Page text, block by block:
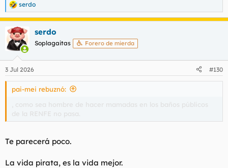
R
e
a
c
c
i
e
s
serdo
serdo
Soplagaitas Forero de mierda
3 Jul 2026 #130
pai-mei rebuznó:
, como sea hombre de hacer mamadas en los baños públicos
de la RENFE no pasa.
Te parecerá poco.
La vida pirata, es la vida mejor.